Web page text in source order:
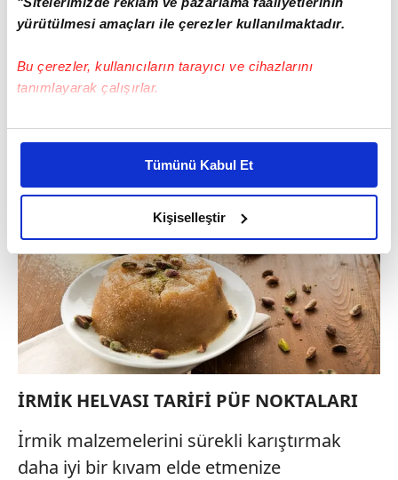
yürütülmesi amaçları ile çerezler kullanılmaktadır.
Bu çerezler, kullanıcıların tarayıcı ve cihazlarını
tanımlayarak çalışırlar.
Bu çerezlere izin vermeniz halinde sizlere özel
daha iyi reklam deneyimi yaşatabiliriz. Bunu yaparken
amacımızın size daha iyi bir reklam deneyimi sunmak
olduğunu ve sizlere en iyi içerikleri sunabilmek adına
elimizden gelen çabayı gösterdiğimizi ve bu noktada,
reklamların maliyetlerimizi karşılamak noktasında tek gelir
kalemimiz olduğunu sizlere hatırlatmak isteriz.
Her halükârda, kullanıcılar, bu çerezlere izin vermedikleri
takdirde, kullanıcılara hedefli reklamlar
gösterilmeyecektir."
Sizlere daha iyi bir hizmet sunabilmek için İnternet
Sitemizde kendimize ve üçüncü kişilere ait çerezler
kullanılmaktadır. Bu çerezler vasıtasıyla çeşitli kişisel
verileriniz işlenmekte olup gerekli olan çerezler bilgi
Tümünü Kabul Et
Kişiselleştir
kapatın.
Üzerini fıstık ile süsleyerek servis yapabilirsiniz.
İRMİK HELVASI TARİFİ PÜF NOKTALARI
İrmik malzemelerini sürekli karıştırmak
daha iyi bir kıvam elde etmenize